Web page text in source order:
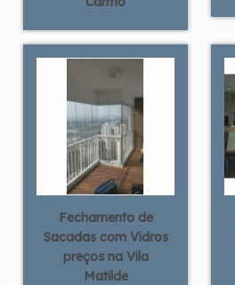
Fechamento de
Sacadas com Vidros
preços na Vila
Matilde